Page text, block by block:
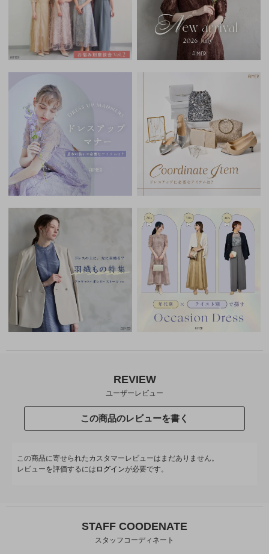
REVIEW
ユーザーレビュー
この商品のレビューを書く
この商品に寄せられたカスタマーレビューはまだありません。
レビューを評価するには ログインが必要です。
STAFF COODENATE
スタッフコーディネート